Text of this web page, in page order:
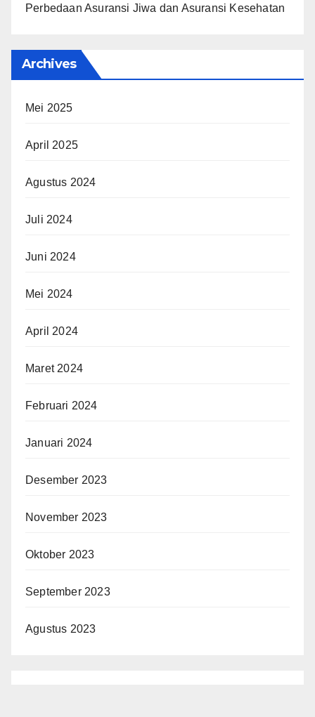
Perbedaan Asuransi Jiwa dan Asuransi Kesehatan
Archives
Mei 2025
April 2025
Agustus 2024
Juli 2024
Juni 2024
Mei 2024
April 2024
Maret 2024
Februari 2024
Januari 2024
Desember 2023
November 2023
Oktober 2023
September 2023
Agustus 2023